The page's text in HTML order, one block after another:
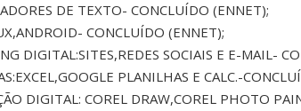
DE TEXTO- CONCLUÍDO (ENNET);
CONCLUÍDO (ENNET);
DIGITAL:SITES,REDES SOCIAIS E E-MAIL-
PLANILHAS E CALC.-
DIGITAL: COREL DRAW,COREL PHOTO